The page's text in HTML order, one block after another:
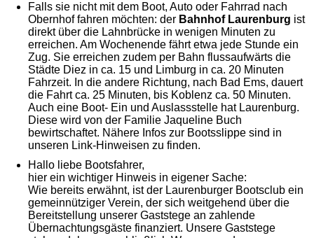
Falls sie nicht mit dem Boot, Auto oder Fahrrad nach
Obernhof fahren möchten: der Bahnhof Laurenburg ist
direkt über die Lahnbrücke in wenigen Minuten zu
erreichen. Am Wochenende fährt etwa jede Stunde ein
Zug. Sie erreichen zudem per Bahn flussaufwärts die
Städte Diez in ca. 15 und Limburg in ca. 20 Minuten
Fahrzeit. In die andere Richtung, nach Bad Ems, dauert
die Fahrt ca. 25 Minuten, bis Koblenz ca. 50 Minuten.
Auch eine Boot- Ein und Auslassstelle hat Laurenburg.
Diese wird von der Familie Jaqueline Buch
bewirtschaftet. Nähere Infos zur Bootsslippe sind in
unseren Link-Hinweisen zu finden.
Hallo liebe Bootsfahrer,
hier ein wichtiger Hinweis in eigener Sache:
Wie bereits erwähnt, ist der Laurenburger Bootsclub ein
gemeinnütziger Verein, der sich weitgehend über die
Bereitstellung unserer Gaststege an zahlende
Übernachtungsgäste finanziert. Unsere Gaststege